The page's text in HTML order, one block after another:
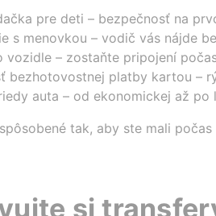
pre deti – bezpečnosť na
s menovkou – vodič vás nájde
vozidle – zostaňte pripojení
bezhotovostnej platby kartou –
auta – od ekonomickej až po
tak, aby ste mali
si